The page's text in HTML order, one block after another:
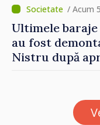
/ Acum
Ultimele
au fost
Nistru după